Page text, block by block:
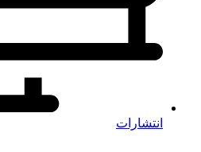
انتشارات